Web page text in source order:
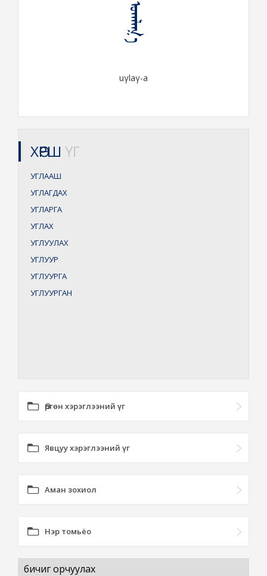
ᠤᠭᠯᠠᠭ᠎ᠠ
uγlaγ-a
ХӨРШ ҮГ
УГЛААШ
УГЛАГДАХ
УГЛАРГА
УГЛАХ
УГЛУУЛАХ
УГЛУУР
УГЛУУРГА
УГЛУУРГАН
Өргөн хэрэглээний үг
Явцуу хэрэглээний үг
Аман зохиол
Нэр томьёо
бичиг орчуулах